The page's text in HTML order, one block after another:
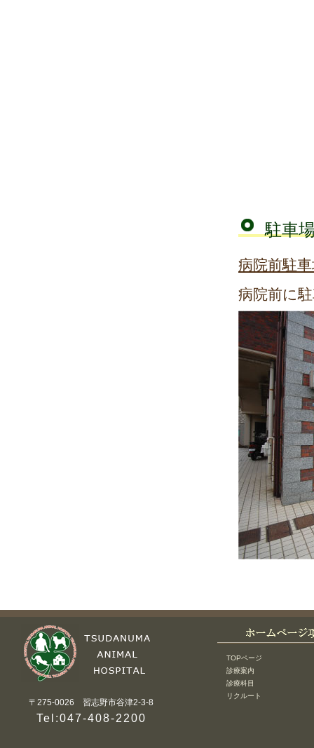
駐車
病院前駐
病院前に
〒275-0026 習志野市谷津2-3-8
Tel:047-408-2200
TOPページ
診療案内
診療科目
リクルート